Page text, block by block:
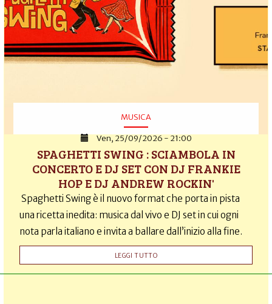
MUSICA
Ven, 25/09/2026 - 21:00
SPAGHETTI SWING : SCIAMBOLA IN
CONCERTO E DJ SET CON DJ FRANKIE
HOP E DJ ANDREW ROCKIN'
Spaghetti Swing è il nuovo format che porta in pista
una ricetta inedita: musica dal vivo e DJ set in cui ogni
nota parla italiano e invita a ballare dall’inizio alla fine.
LEGGI TUTTO